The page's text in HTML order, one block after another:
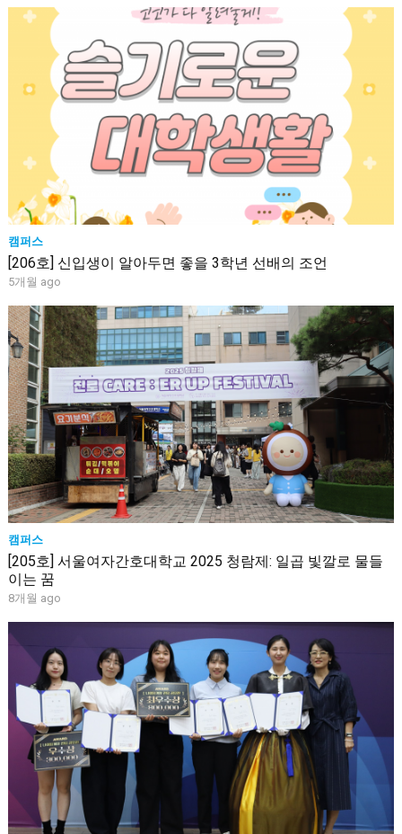
캠퍼스
[206호] 신입생이 알아두면 좋을 3학년 선배의 조언
5개월 ago
캠퍼스
[205호] 서울여자간호대학교 2025 청람제: 일곱 빛깔로 물들
이는 꿈
8개월 ago